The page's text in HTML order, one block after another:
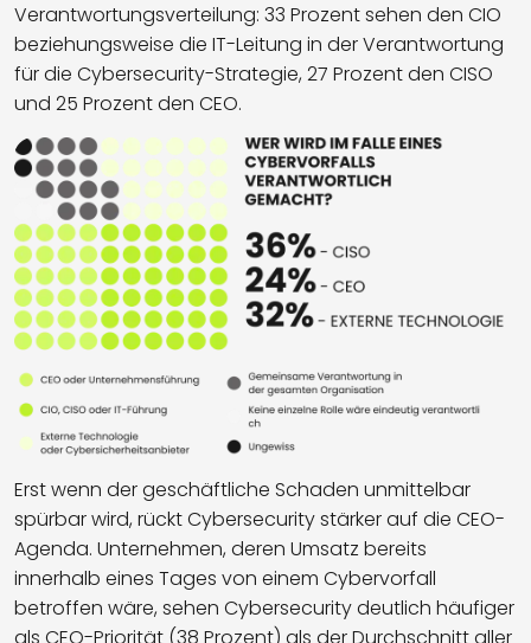
Verantwortungsverteilung: 33 Prozent sehen den CIO
beziehungsweise die IT-Leitung in der Verantwortung
für die Cybersecurity-Strategie, 27 Prozent den CISO
und 25 Prozent den CEO.
Erst wenn der geschäftliche Schaden unmittelbar
spürbar wird, rückt Cybersecurity stärker auf die CEO-
Agenda. Unternehmen, deren Umsatz bereits
innerhalb eines Tages von einem Cybervorfall
betroffen wäre, sehen Cybersecurity deutlich häufiger